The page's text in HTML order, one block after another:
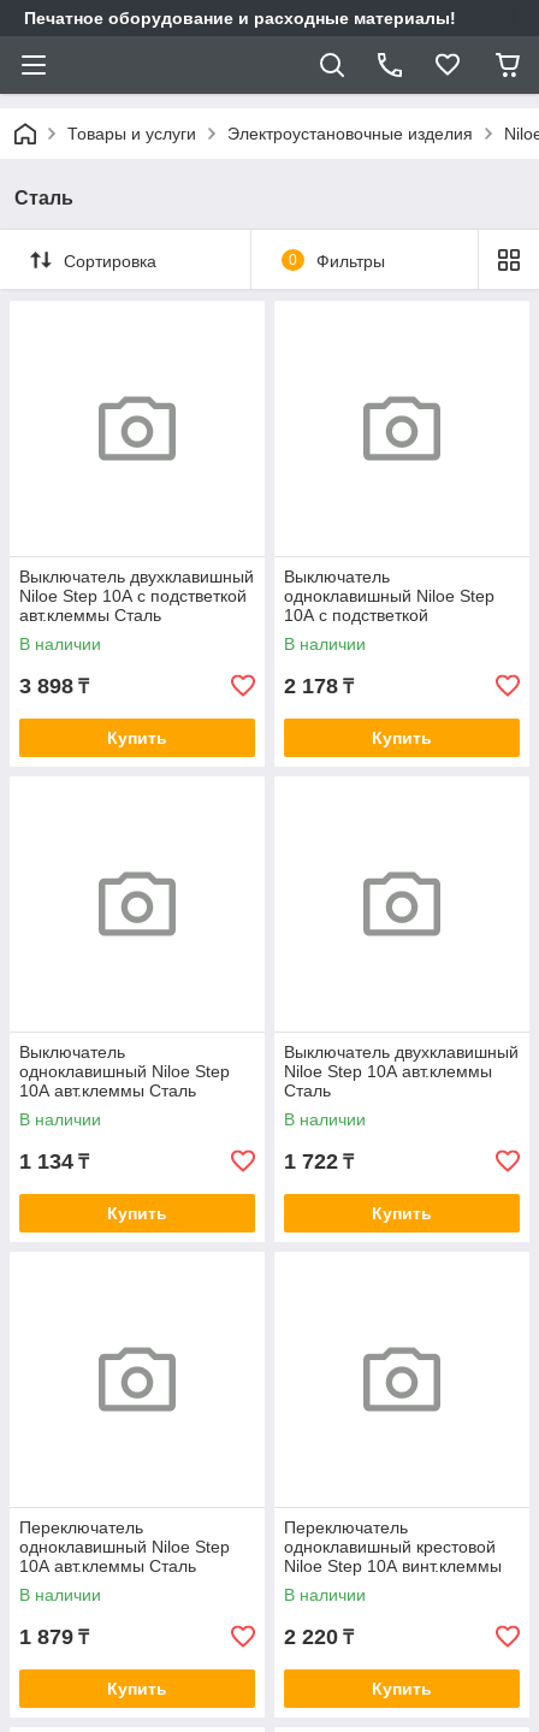
Печатное оборудование и расходные материалы!
Товары и услуги Электроустановочные изделия
Сталь
Сортировка 0 Фильтры
Выключатель двухклавишный
Niloe Step 10А с подстветкой
авт.клеммы Сталь
В наличии
3 898 ₸
Купить
Выключатель
одноклавишный Niloe Step
10А с подстветкой
авт.клеммы Сталь
В наличии
2 178 ₸
Купить
Выключатель
одноклавишный Niloe Step
10А авт.клеммы Сталь
В наличии
1 134 ₸
Купить
Выключатель двухклавишный
Niloe Step 10А авт.клеммы
Сталь
В наличии
1 722 ₸
Купить
Переключатель
одноклавишный Niloe Step
10А авт.клеммы Сталь
В наличии
1 879 ₸
Купить
Переключатель
одноклавишный крестовой
Niloe Step 10А винт.клеммы
Сталь
В наличии
2 220 ₸
Купить